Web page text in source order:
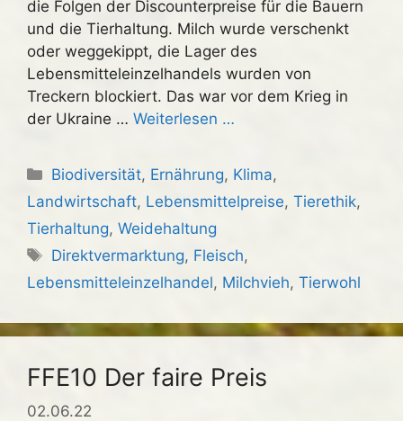
die Folgen der Discounterpreise für die Bauern
und die Tierhaltung. Milch wurde verschenkt
oder weggekippt, die Lager des
Lebensmitteleinzelhandels wurden von
Treckern blockiert. Das war vor dem Krieg in
der Ukraine … Weiterlesen …
Kategorien
Biodiversität, Ernährung, Klima,
Landwirtschaft, Lebensmittelpreise, Tierethik,
Tierhaltung, Weidehaltung
Schlagwörter
Direktvermarktung, Fleisch,
Lebensmitteleinzelhandel, Milchvieh, Tierwohl
FFE10 Der faire Preis
02.06.22